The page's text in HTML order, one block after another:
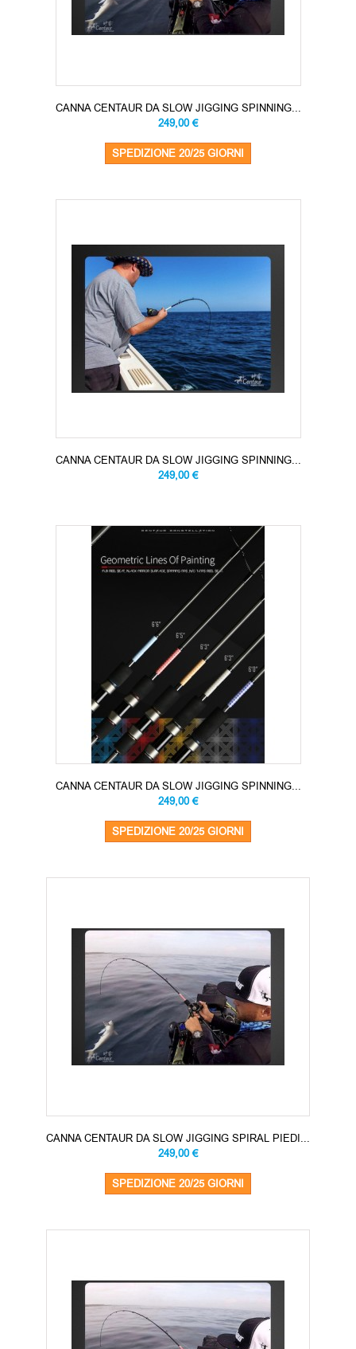
CANNA CENTAUR DA SLOW JIGGING SPINNING...
249,00 €
SPEDIZIONE 20/25 GIORNI
CANNA CENTAUR DA SLOW JIGGING SPINNING...
249,00 €
CANNA CENTAUR DA SLOW JIGGING SPINNING...
249,00 €
SPEDIZIONE 20/25 GIORNI
CANNA CENTAUR DA SLOW JIGGING SPIRAL PIEDI...
249,00 €
SPEDIZIONE 20/25 GIORNI